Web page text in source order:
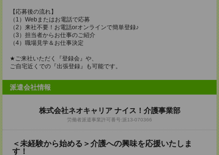
【応募後の流れ】
（1）Webまたはお電話で応募
（2）来社不要！お電話orオンラインで簡単登録♪
（3）担当者からお仕事のご紹介
（4）職場見学＆お仕事決定
★ご来社いただく『登録会』や、
ご自宅近くでの『出張登録』も可能です。
派遣会社情報
株式会社ネオキャリア ナイス！介護事業部
労働者派遣事業許可番号:派13-070366
＜未経験から始める＞介護への興味を応援いたしま
す！